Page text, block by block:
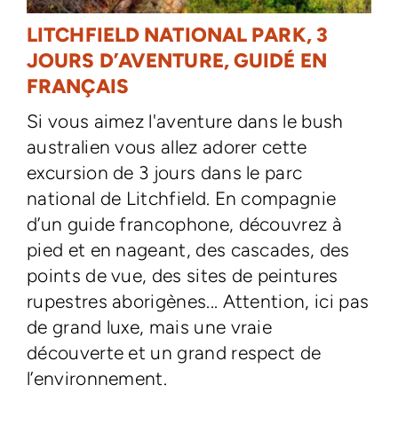
LITCHFIELD NATIONAL PARK, 3
JOURS D’AVENTURE, GUIDÉ EN
FRANÇAIS
Si vous aimez l'aventure dans le bush
australien vous allez adorer cette
excursion de 3 jours dans le parc
national de Litchfield. En compagnie
d’un guide francophone, découvrez à
pied et en nageant, des cascades, des
points de vue, des sites de peintures
rupestres aborigènes... Attention, ici pas
de grand luxe, mais une vraie
découverte et un grand respect de
l’environnement.